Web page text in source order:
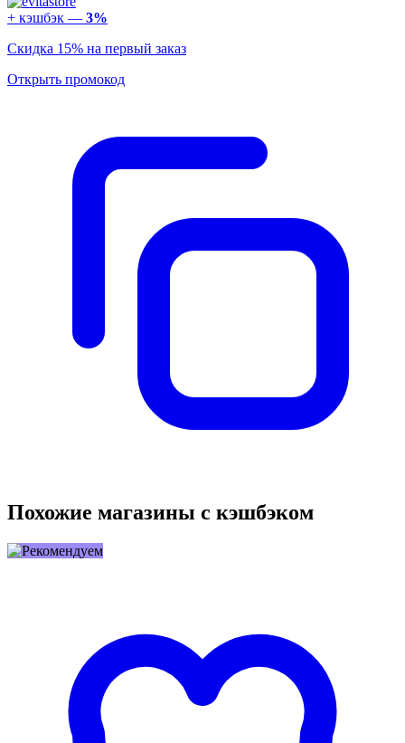
+ кэшбэк — 3%
Скидка 15% на первый заказ
Открыть промокод
Похожие магазины с кэшбэком